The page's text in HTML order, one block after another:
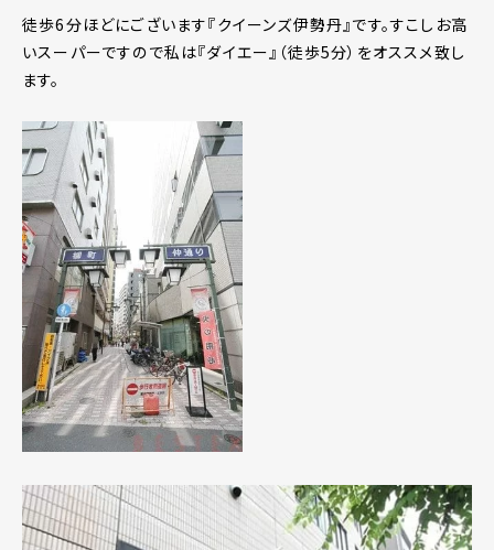
徒歩6分ほどにございます『クイーンズ伊勢丹』です。すこしお高
いスーパーですので私は『ダイエー』（徒歩5分）をオススメ致し
ます。